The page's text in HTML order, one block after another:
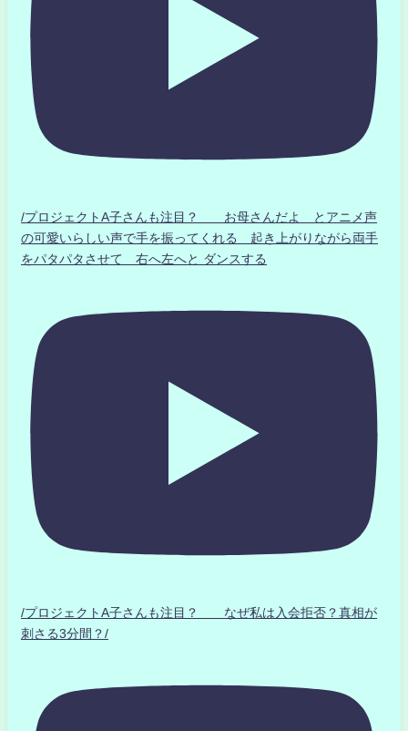
/プロジェクトA子さんも注目？ お母さんだよ とアニメ声
の可愛いらしい声で手を振ってくれる 起き上がりながら両手
をパタパタさせて 右へ左へと ダンスする
/プロジェクトA子さんも注目？ なぜ私は入会拒否？真相が
刺さる3分間？/